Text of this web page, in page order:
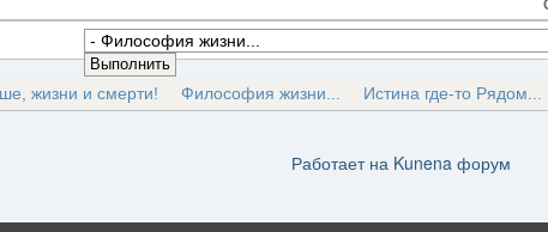
жизни и смерти! Философия жизни... Истина где-то
Работает на Kunena форум